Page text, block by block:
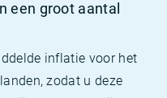
een groot aantal
inflatie voor het
zodat u deze